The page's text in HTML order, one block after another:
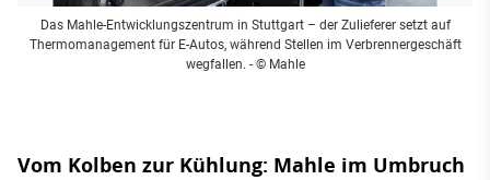
Das Mahle-Entwicklungszentrum in Stuttgart – der Zulieferer setzt auf
Thermomanagement für E-Autos, während Stellen im Verbrennergeschäft
wegfallen. - © Mahle
Vom Kolben zur Kühlung: Mahle im Umbruch